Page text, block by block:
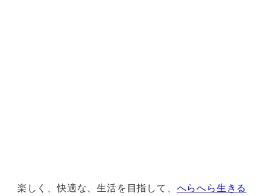
楽しく、快適な、生活を目指して、 へらへら生きる